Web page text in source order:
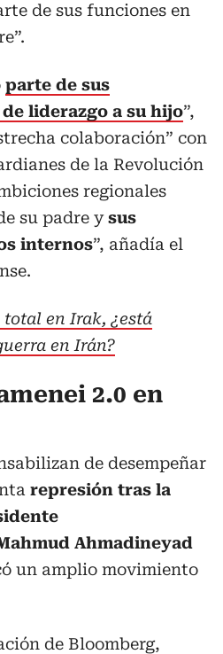
de sus funciones en
parte de sus
liderazgo a su hijo”,
colaboración” con
de la Revolución
regionales
su padre ysus
internos”, añadía el
total en Irak, ¿está
en Irán?
2.0 en
de desempeñar
represión tras la
Ahmadineyad
un amplio movimiento
de Bloomberg,